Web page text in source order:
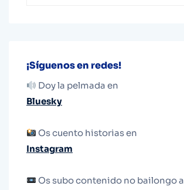
¡Síguenos en redes!
Doy la pelmada en
Bluesky
Os cuento historias en
Instagram
Os subo contenido no bailongo a